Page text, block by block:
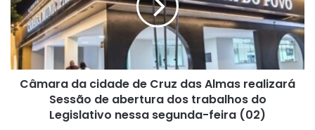
Cruz
das
Almas
realizará
Sessão
deCâmara da cidade de Cruz das Almas realizará
Sessão de abertura dos trabalhos do
Legislativo nessa segunda-feira (02)